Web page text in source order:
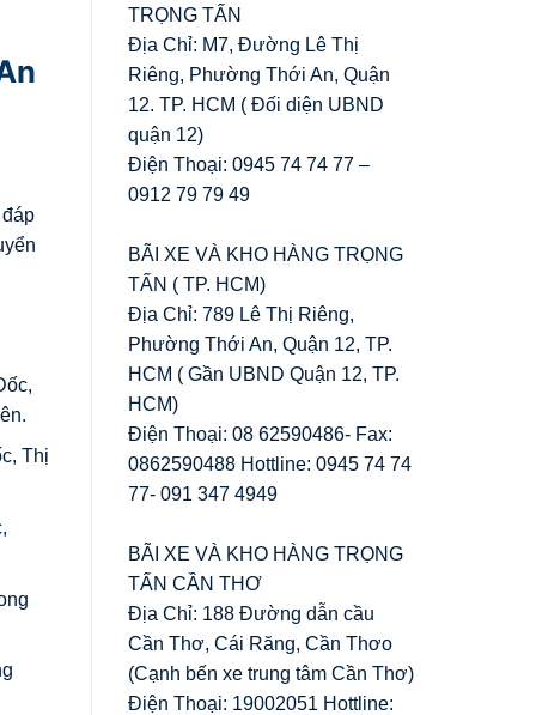
Thị
TRỌNG TẤN
Địa Chỉ: M7, Đường Lê Thị
Riêng, Phường Thới An, Quận
12. TP. HCM ( Đối diện UBND
quận 12)
Điện Thoại: 0945 74 74 77 –
0912 79 79 49
BÃI XE VÀ KHO HÀNG TRỌNG
TẤN ( TP. HCM)
Địa Chỉ: 789 Lê Thị Riêng,
Phường Thới An, Quận 12, TP.
HCM ( Gần UBND Quận 12, TP.
HCM)
Điện Thoại: 08 62590486- Fax:
0862590488 Hottline: 0945 74 74
77- 091 347 4949
BÃI XE VÀ KHO HÀNG TRỌNG
TẤN CẦN THƠ
Địa Chỉ: 188 Đường dẫn cầu
Cần Thơ, Cái Răng, Cần Thơo
(Cạnh bến xe trung tâm Cần Thơ)
Điện Thoại: 19002051 Hottline: